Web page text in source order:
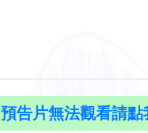
預告片無法觀看請點